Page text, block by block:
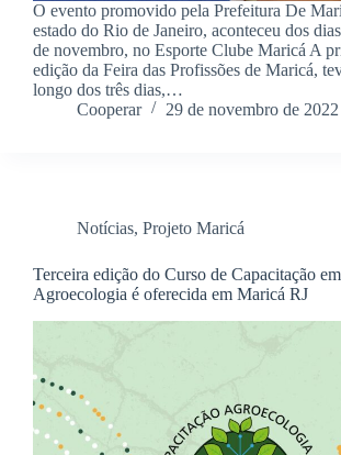
O evento promovido pela Prefeitura De
estado do Rio de Janeiro, aconteceu dos
de novembro, no Esporte Clube Maricá A
edição da Feira das Profissões de Maricá,
longo dos três dias,…
Cooperar
29 de novembro de 2022
Notícias, Projeto Maricá
Terceira edição do Curso de Capacitação em
Agroecologia é oferecida em Maricá RJ